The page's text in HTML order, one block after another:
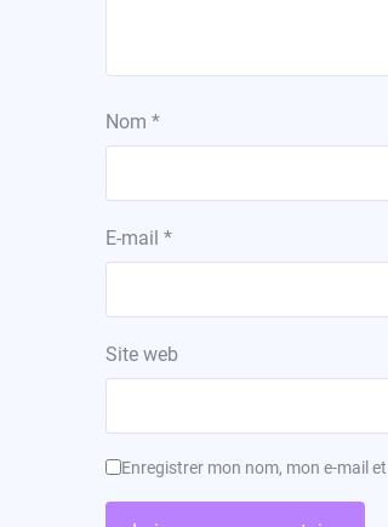
Nom *
E-mail *
Site web
Enregistrer mon nom, mon e-mail